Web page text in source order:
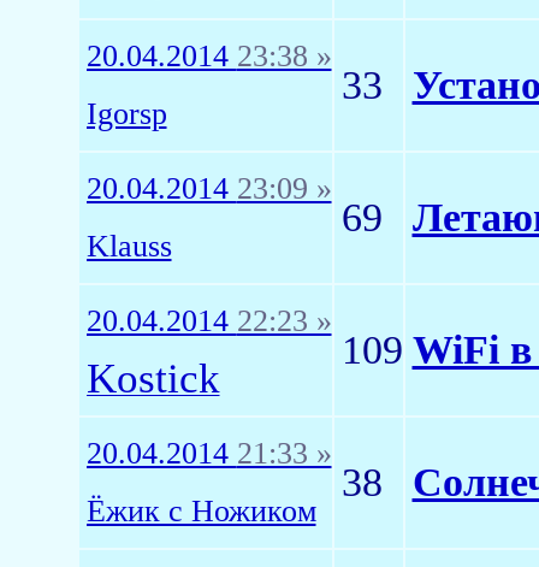
20.04.2014 23:38 »
Igorsp
33
20.04.2014 23:09 »
Klauss
69
20.04.2014 22:23 »
Kostick
109 WiFi
20.04.2014 21:33 »
Ёжик с Ножиком
38